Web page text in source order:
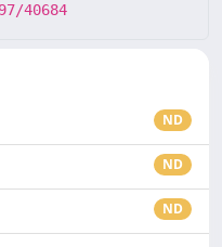
40684
ND
ND
ND